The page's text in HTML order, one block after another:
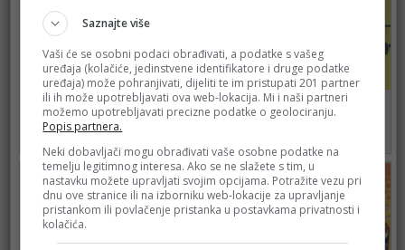
Bingo
do 09.08.2026.
486
Bingo
Saznajte više
Vaši će se osobni podaci obrađivati, a podatke s vašeg
uređaja (kolačiće, jedinstvene identifikatore i druge podatke
uređaja) može pohranjivati, dijeliti te im pristupati 201 partner
ili ih može upotrebljavati ova web-lokacija. Mi i naši partneri
možemo upotrebljavati precizne podatke o geolociranju.
Popis partnera.
Neki dobavljači mogu obrađivati vaše osobne podatke na
temelju legitimnog interesa. Ako se ne slažete s tim, u
nastavku možete upravljati svojim opcijama. Potražite vezu pri
dnu ove stranice ili na izborniku web-lokacije za upravljanje
pristankom ili povlačenje pristanka u postavkama privatnosti i
kolačića.